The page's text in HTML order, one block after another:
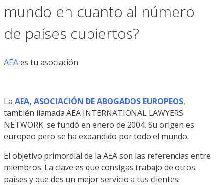
mundo en cuanto al número
de países cubiertos?
AEAes tu asociación
La AEA, ASOCIACIÓN DE ABOGADOS EUROPEOS,
también llamada AEA INTERNATIONAL LAWYERS
NETWORK, se fundó en enero de 2004. Su origen es
europeo pero se ha expandido por todo el mundo.
El objetivo primordial de la AEA son las referencias entre
miembros. La clave es que consigas trabajo de otros
países y que des un mejor servicio a tus clientes.